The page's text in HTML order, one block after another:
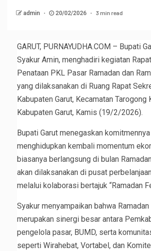
admin 20/02/2026 3 min read
GARUT, PURNAYUDHA.COM – Bupati
Syakur Amin, menghadiri kegiatan
Penataan PKL Pasar Ramadan dan
yang dilaksanakan di Ruang Rapat
Kabupaten Garut, Kecamatan Tarogong
Kabupaten Garut, Kamis (19/2/2026).
Bupati Garut menegaskan
menghidupkan kembali momentum
biasanya berlangsung di bulan
akan dilaksanakan di pusat
melalui kolaborasi bertajuk “Ramadan
Syakur menyampaikan bahwa
merupakan sinergi besar antara
pengelola pasar, BUMD, serta
seperti Wirahebat, Vortabel, dan